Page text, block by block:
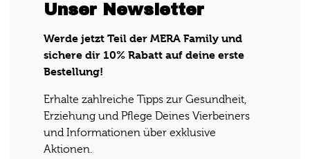
Unser Newsletter
Werde jetzt Teil der MERA Family und
sichere dir 10% Rabatt auf deine erste
Bestellung!
Erhalte zahlreiche Tipps zur Gesundheit,
Erziehung und Pflege Deines Vierbeiners
und Informationen über exklusive
Aktionen.